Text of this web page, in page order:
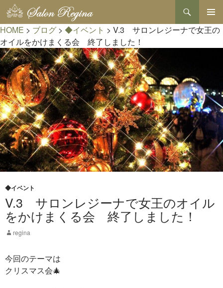
検
索
メインメ
ニュー
ン
ン
ス
キ
ッ
プ
HOME > ブログ > ◆イベント > V.3 サロンレジーナで女王の
オイルをかけまくる会 終了しました！
◆イベント
V.3 サロンレジーナで女王のオイル
をかけまくる会 終了しました！
regina
今回のテーマは
クリスマス会🎄